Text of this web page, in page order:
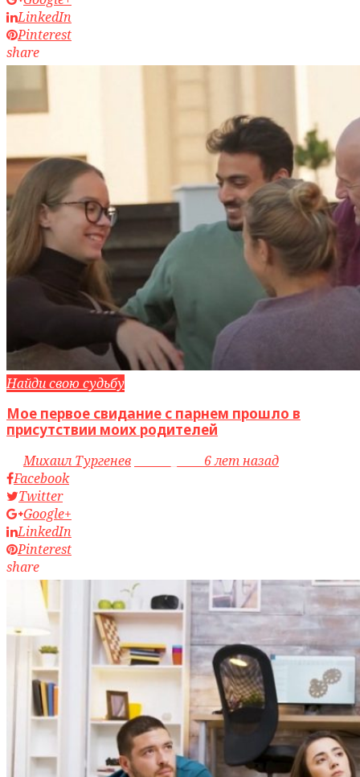
LinkedIn
Pinterest
share
Найди свою судьбу
Мое первое свидание с парнем прошло в
присутствии моих родителей
byМихаил Тургенев
6 лет назад
Facebook
Twitter
Google+
LinkedIn
Pinterest
share